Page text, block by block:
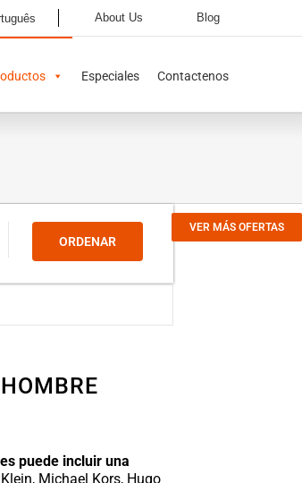
About Us Blog
Especiales Contactenos
VER MÁS OFERTAS
ORDENAR
puede incluir una
Michael Kors, Hugo